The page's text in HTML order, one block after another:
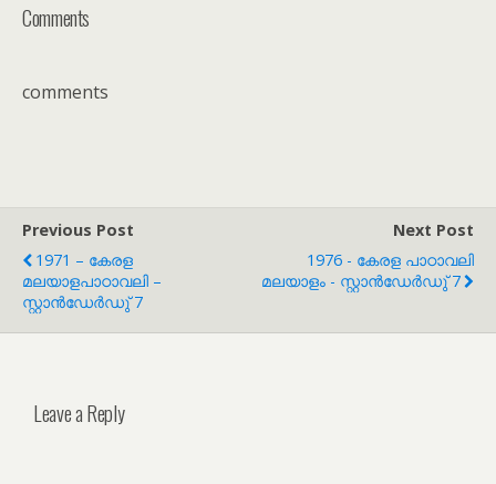
Comments
comments
Previous Post
1971 – കേരള
മലയാളപാഠാവലി –
സ്റ്റാൻഡേർഡു് 7
Next Post
1976 - കേരള പാഠാവലി
മലയാളം - സ്റ്റാൻഡേർഡു് 7
Leave a Reply